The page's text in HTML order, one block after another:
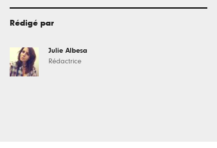
Rédigé par
Julie Albesa
Rédactrice